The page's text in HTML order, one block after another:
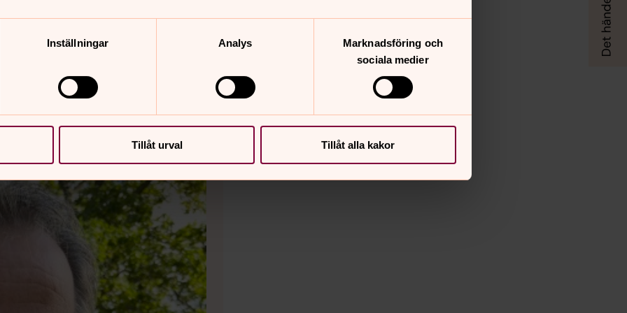
Inställningar Analys
Marknadsföring och
sociala medier
Tillåt urval Tillåt alla kakor
någon av våra körer hör av dig till mig!